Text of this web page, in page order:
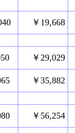
￥19,668
￥29,029
￥35,882
￥56,254